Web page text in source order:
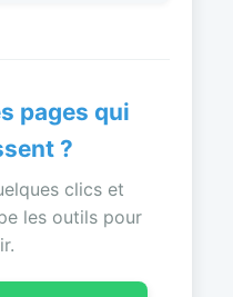
pages qui
?
clics et
les outils pour